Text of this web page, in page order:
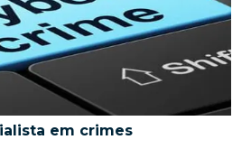
em crimes